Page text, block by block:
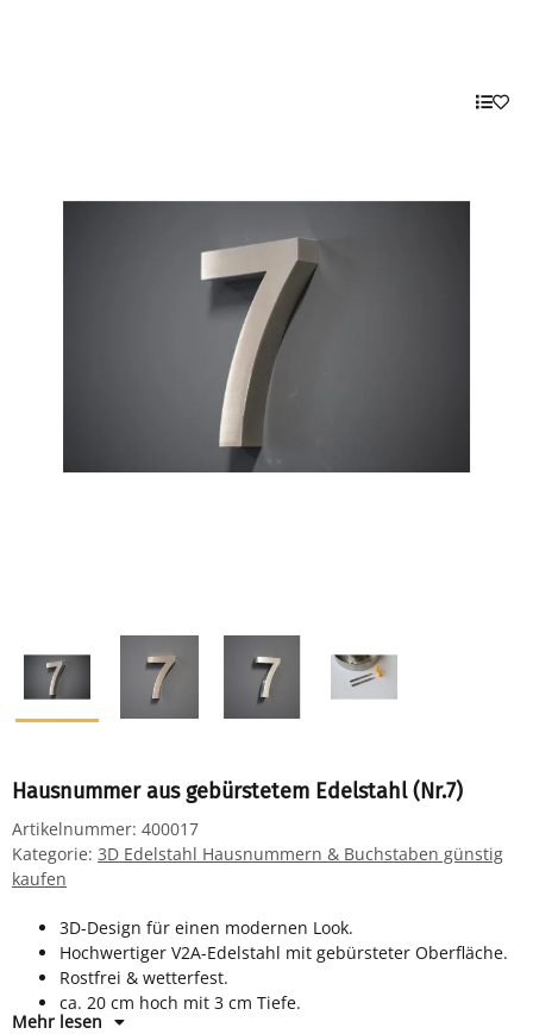
Hausnummer aus gebürstetem Edelstahl (Nr.7)
Artikelnummer: 400017
Kategorie: 3D Edelstahl Hausnummern & Buchstaben günstig
kaufen
3D-Design für einen modernen Look.
Hochwertiger V2A-Edelstahl mit gebürsteter Oberfläche.
Rostfrei & wetterfest.
ca. 20 cm hoch mit 3 cm Tiefe.
Mehr lesen